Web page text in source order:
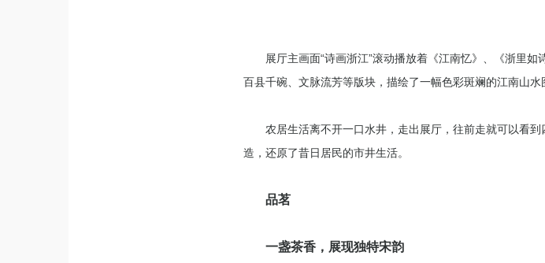
展厅主画面“诗画浙江”滚动播放着《江南忆》、《浙里
百县千碗、文脉流芳等版块，描绘了一幅色彩斑斓的江南山水
农居生活离不开一口水井，走出展厅，往前走就可以看
造，还原了昔日居民的市井生活。
品茗
一盏茶香，展现独特宋韵